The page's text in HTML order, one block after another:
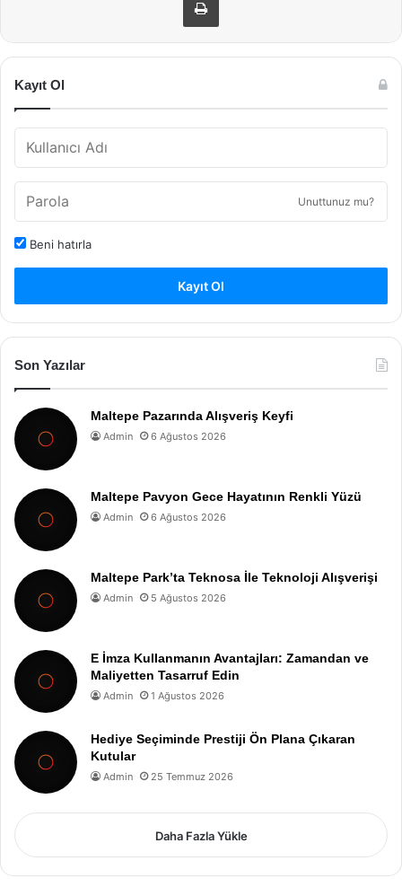
Kayıt Ol
Unuttunuz mu?
Beni hatırla
Kayıt Ol
Son Yazılar
Maltepe Pazarında Alışveriş Keyfi
Admin 6 Ağustos 2026
Maltepe Pavyon Gece Hayatının Renkli Yüzü
Admin 6 Ağustos 2026
Maltepe Park’ta Teknosa İle Teknoloji Alışverişi
Admin 5 Ağustos 2026
E İmza Kullanmanın Avantajları: Zamandan ve
Maliyetten Tasarruf Edin
Admin 1 Ağustos 2026
Hediye Seçiminde Prestiji Ön Plana Çıkaran
Kutular
Admin 25 Temmuz 2026
Daha Fazla Yükle